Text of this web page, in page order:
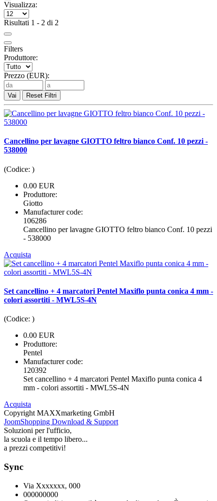
Visualizza:
Risultati 1 - 2 di 2
Filters
Produttore:
Prezzo (EUR):
Vai Reset Filtri
Cancellino per lavagne GIOTTO feltro bianco Conf. 10 pezzi -
538000
(Codice: )
0.00 EUR
Produttore:
Giotto
Manufacturer code:
106286
Cancellino per lavagne GIOTTO feltro bianco Conf. 10 pezzi
- 538000
Acquista
Set cancellino + 4 marcatori Pentel Maxiflo punta conica 4 mm -
colori assortiti - MWL5S-4N
(Codice: )
0.00 EUR
Produttore:
Pentel
Manufacturer code:
120392
Set cancellino + 4 marcatori Pentel Maxiflo punta conica 4
mm - colori assortiti - MWL5S-4N
Acquista
Copyright MAXXmarketing GmbH
JoomShopping Download & Support
Soluzioni per l'ufficio,
la scuola e il tempo libero...
a prezzi competitivi!
Sync
Via Xxxxxxx, 000
000000000